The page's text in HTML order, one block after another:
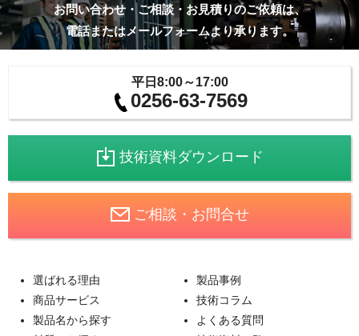
お問い合わせ・ご相談・お見積りのご依頼は、
電話またはメールフォームより承ります。
平日8:00～17:00
0256-63-7569
技術資料ダウンロード
ご相談・お問合せ
選ばれる理由
商品サービス
製品名から探す
製品事例
技術コラム
よくある質問